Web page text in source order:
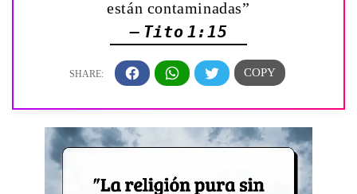
están contaminadas”
— Tito 1:15